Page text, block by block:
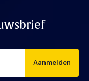
Aanmelden